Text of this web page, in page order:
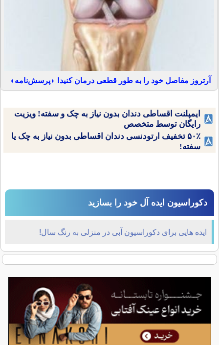
آرتروز مفاصل خود را به طور قطعی درمان کنید! ◗پرسش‌نامه◖
ایمپلنت اقساطی دندان بدون نیاز به چک و سفته! ویزیت
رایگان توسط متخصص
۵۰٪ تخفیف ارتودنسی دندان اقساطی بدون نیاز به چک یا
سفته!
دکوراسیون ایده آل خود را بسازید
ایده هایی برای دکوراسیون آبی در منزلی به رنگ سال!